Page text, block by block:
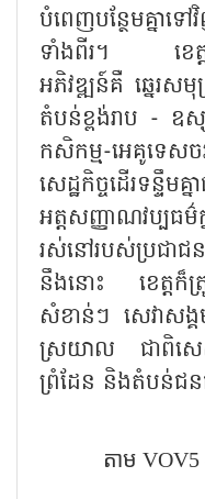
បំពេញបន្ថែមគ្នាទ
ទាំងពីរ។ ខេត្ត
អភិវឌ្ឍន៍គឺ ឆ្នេរ
តំបន់ខ្ពង់រាប - ឧស្
កសិកម្ម-អេគូទេ
សេដ្ឋកិច្ចដើរទន្ទឹមគ្
អត្តសញ្ញាណវប្ប
រស់នៅរបស់ប្រជាជ
នឹងនោះ ខេត្តក៏ត្រូ
សំខាន់ៗ សេវាសង្គ
ស្រយាល ជាពិសេ
ព្រំដែន និងតំបន់ជ
តាម